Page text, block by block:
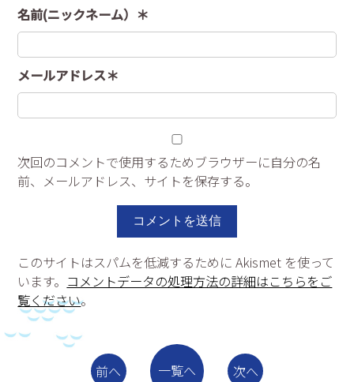
名前(ニックネーム）＊
メールアドレス＊
次回のコメントで使用するためブラウザーに自分の名
前、メールアドレス、サイトを保存する。
このサイトはスパムを低減するために Akismet を使って
います。 コメントデータの処理方法の詳細はこちらをご
覧ください。
前へ 一覧へ 次へ